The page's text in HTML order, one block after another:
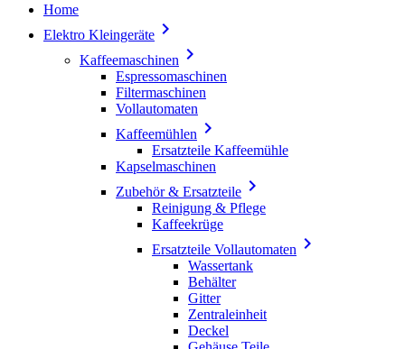
Home
Elektro Kleingeräte 
Kaffeemaschinen 
Espressomaschinen
Filtermaschinen
Vollautomaten
Kaffeemühlen 
Ersatzteile Kaffeemühle
Kapselmaschinen
Zubehör & Ersatzteile 
Reinigung & Pflege
Kaffeekrüge
Ersatzteile Vollautomaten 
Wassertank
Behälter
Gitter
Zentraleinheit
Deckel